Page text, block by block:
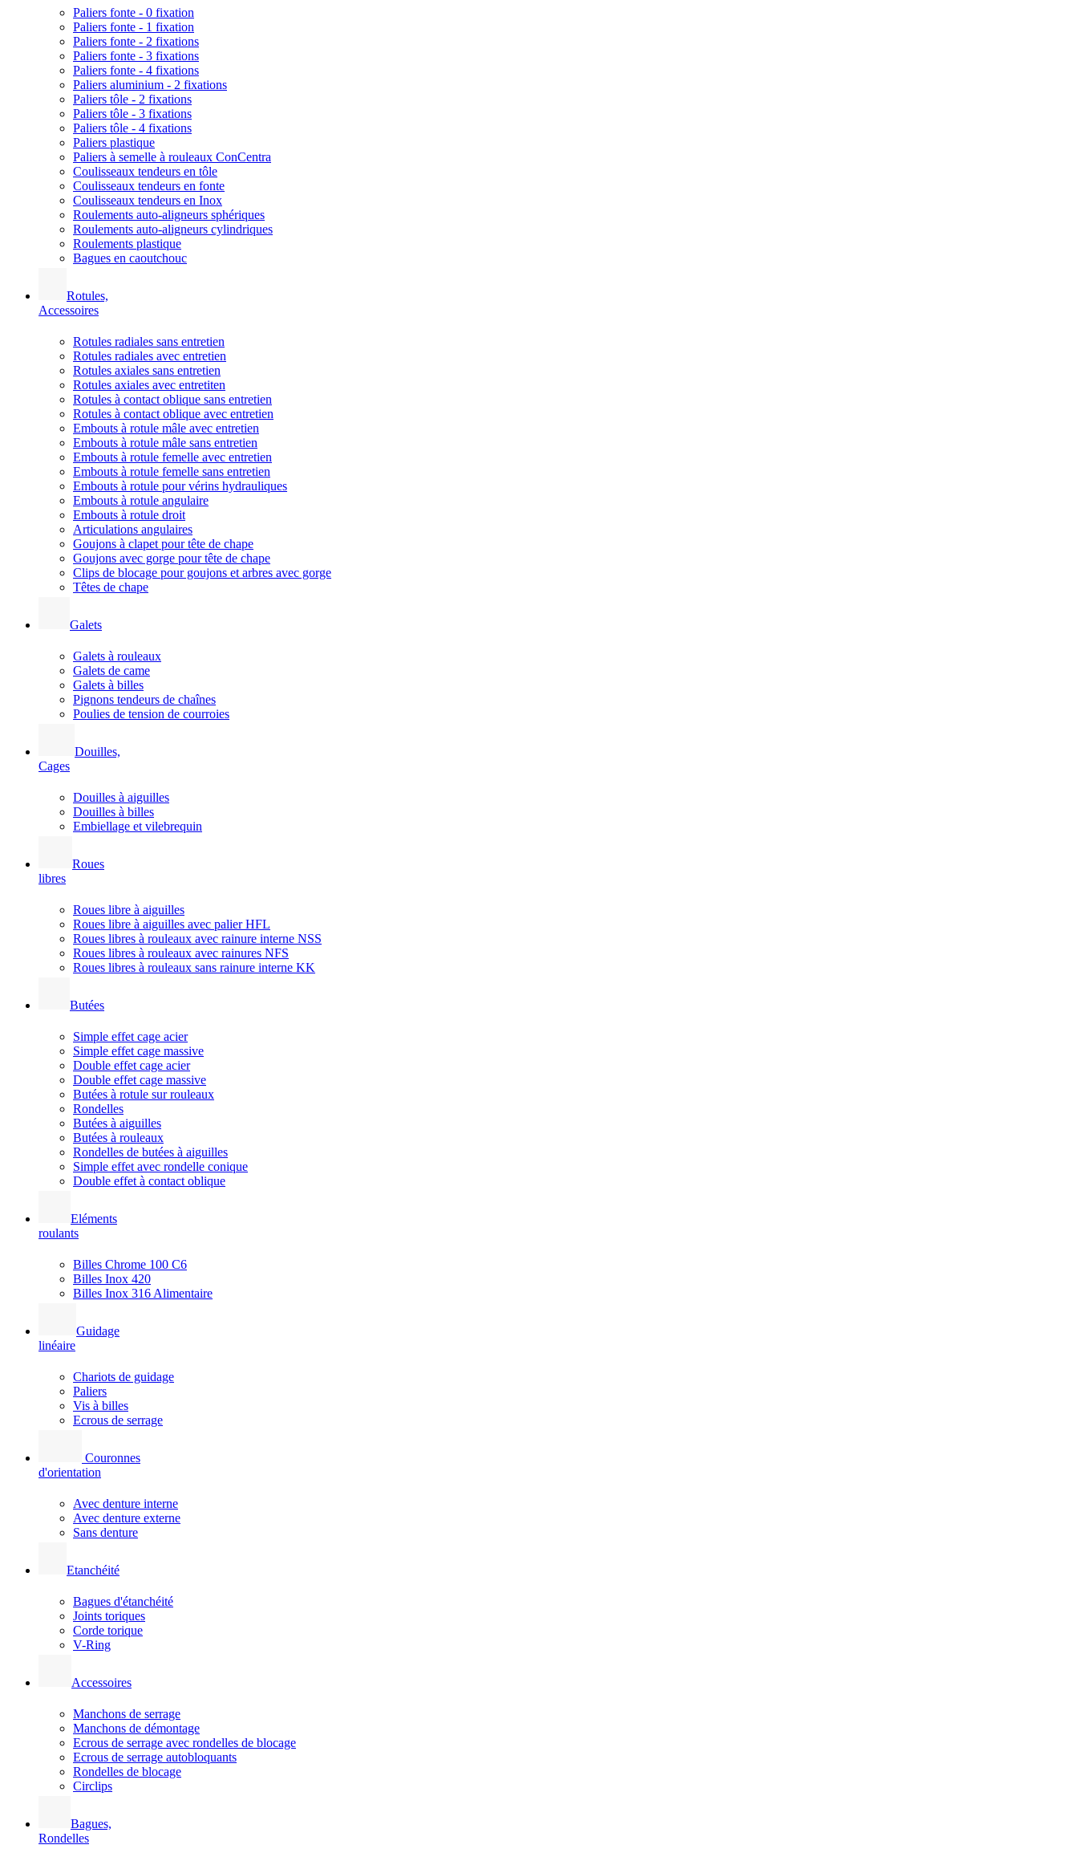
Paliers fonte - 0 fixation
Paliers fonte - 1 fixation
Paliers fonte - 2 fixations
Paliers fonte - 3 fixations
Paliers fonte - 4 fixations
Paliers aluminium - 2 fixations
Paliers tôle - 2 fixations
Paliers tôle - 3 fixations
Paliers tôle - 4 fixations
Paliers plastique
Paliers à semelle à rouleaux ConCentra
Coulisseaux tendeurs en tôle
Coulisseaux tendeurs en fonte
Coulisseaux tendeurs en Inox
Roulements auto-aligneurs sphériques
Roulements auto-aligneurs cylindriques
Roulements plastique
Bagues en caoutchouc
Rotules,
Accessoires
Rotules radiales sans entretien
Rotules radiales avec entretien
Rotules axiales sans entretien
Rotules axiales avec entretiten
Rotules à contact oblique sans entretien
Rotules à contact oblique avec entretien
Embouts à rotule mâle avec entretien
Embouts à rotule mâle sans entretien
Embouts à rotule femelle avec entretien
Embouts à rotule femelle sans entretien
Embouts à rotule pour vérins hydrauliques
Embouts à rotule angulaire
Embouts à rotule droit
Articulations angulaires
Goujons à clapet pour tête de chape
Goujons avec gorge pour tête de chape
Clips de blocage pour goujons et arbres avec gorge
Têtes de chape
Galets
Galets à rouleaux
Galets de came
Galets à billes
Pignons tendeurs de chaînes
Poulies de tension de courroies
Douilles,
Cages
Douilles à aiguilles
Douilles à billes
Embiellage et vilebrequin
Roues
libres
Roues libre à aiguilles
Roues libre à aiguilles avec palier HFL
Roues libres à rouleaux avec rainure interne NSS
Roues libres à rouleaux avec rainures NFS
Roues libres à rouleaux sans rainure interne KK
Butées
Simple effet cage acier
Simple effet cage massive
Double effet cage acier
Double effet cage massive
Butées à rotule sur rouleaux
Rondelles
Butées à aiguilles
Butées à rouleaux
Rondelles de butées à aiguilles
Simple effet avec rondelle conique
Double effet à contact oblique
Eléments
roulants
Billes Chrome 100 C6
Billes Inox 420
Billes Inox 316 Alimentaire
Guidage
linéaire
Chariots de guidage
Paliers
Vis à billes
Ecrous de serrage
Couronnes
d'orientation
Avec denture interne
Avec denture externe
Sans denture
Etanchéité
Bagues d'étanchéité
Joints toriques
Corde torique
V-Ring
Accessoires
Manchons de serrage
Manchons de démontage
Ecrous de serrage avec rondelles de blocage
Ecrous de serrage autobloquants
Rondelles de blocage
Circlips
Bagues,
Rondelles